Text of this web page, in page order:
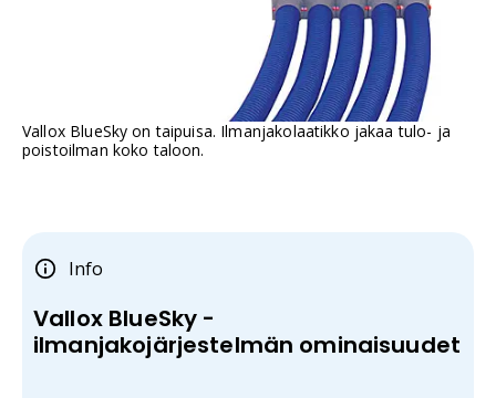
Vallox BlueSky on taipuisa. Ilmanjakolaatikko jakaa tulo- ja
poistoilman koko taloon.
Info
Vallox BlueSky -
ilmanjakojärjestelmän ominaisuudet